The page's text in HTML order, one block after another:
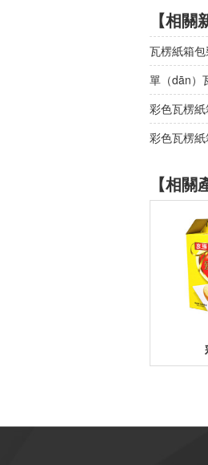
【相關
瓦楞紙箱
單（dān）
彩色瓦楞
彩色瓦楞紙
【相關